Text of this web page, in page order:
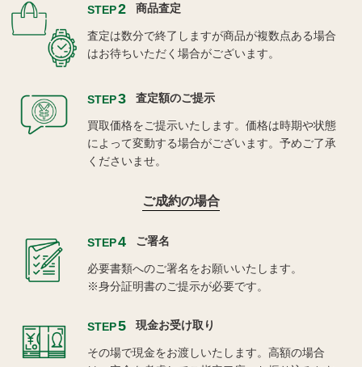
STEP2 商品査定
査定は数分で終了しますが商品が複数点ある場合
はお待ちいただく場合がございます。
STEP3 査定額のご提示
買取価格をご提示いたします。価格は時期や状態
によって変動する場合がございます。予めご了承
くださいませ。
ご成約の場合
STEP4 ご署名
必要書類へのご署名をお願いいたします。
※身分証明書のご提示が必要です。
STEP5 現金お受け取り
その場で現金をお渡しいたします。高額の場合